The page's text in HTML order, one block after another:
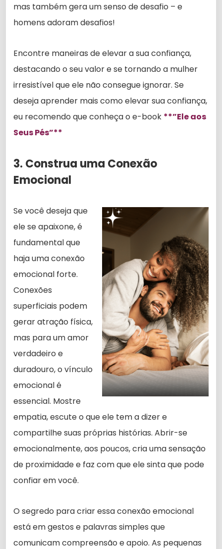
mas também gera um senso de desafio – e
homens adoram desafios!
Encontre maneiras de elevar a sua confiança,
destacando o seu valor e se tornando a mulher
irresistível que ele não consegue ignorar. Se
deseja aprender mais como elevar sua confiança,
eu recomendo que conheça o e-book **”Ele aos
Seus Pés”**
3. Construa uma Conexão
Emocional
Se você deseja que
ele se apaixone, é
fundamental que
haja uma conexão
emocional forte.
Conexões
superficiais podem
gerar atração física,
mas para um amor
verdadeiro e
duradouro, o vínculo
emocional é
essencial. Mostre
empatia, escute o que ele tem a dizer e
compartilhe suas próprias histórias. Abrir-se
emocionalmente, aos poucos, cria uma sensação
de proximidade e faz com que ele sinta que pode
confiar em você.
O segredo para criar essa conexão emocional
está em gestos e palavras simples que
comunicam compreensão e apoio. As pequenas